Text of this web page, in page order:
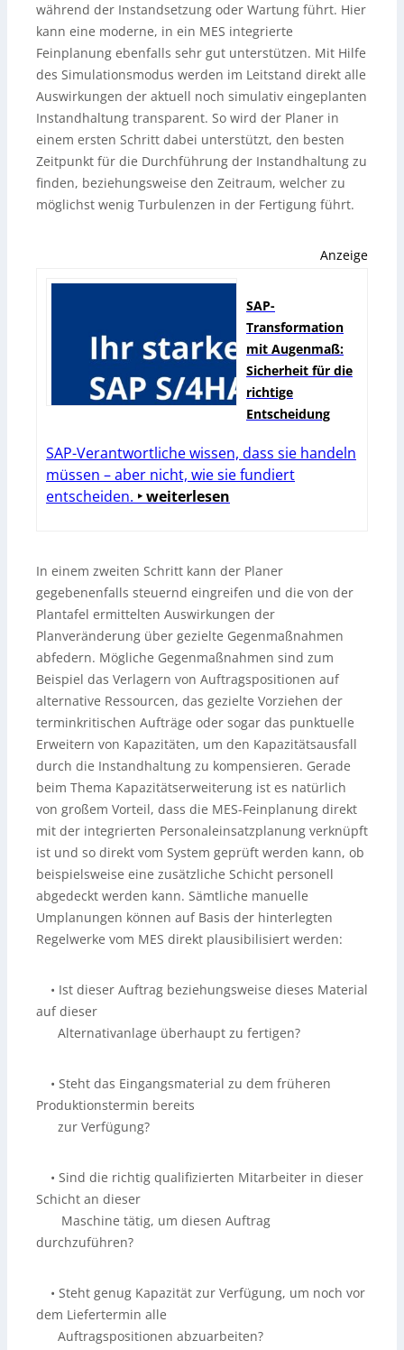
während der Instandsetzung oder Wartung führt. Hier
kann eine moderne, in ein MES integrierte
Feinplanung ebenfalls sehr gut unterstützen. Mit Hilfe
des Simulationsmodus werden im Leitstand direkt alle
Auswirkungen der aktuell noch simulativ eingeplanten
Instandhaltung transparent. So wird der Planer in
einem ersten Schritt dabei unterstützt, den besten
Zeitpunkt für die Durchführung der Instandhaltung zu
finden, beziehungsweise den Zeitraum, welcher zu
möglichst wenig Turbulenzen in der Fertigung führt.
Anzeige
SAP-
Transformation
mit Augenmaß:
Sicherheit für die
richtige
Entscheidung
SAP-Verantwortliche wissen, dass sie handeln
müssen – aber nicht, wie sie fundiert
entscheiden. ‣ weiterlesen
In einem zweiten Schritt kann der Planer
gegebenenfalls steuernd eingreifen und die von der
Plantafel ermittelten Auswirkungen der
Planveränderung über gezielte Gegenmaßnahmen
abfedern. Mögliche Gegenmaßnahmen sind zum
Beispiel das Verlagern von Auftragspositionen auf
alternative Ressourcen, das gezielte Vorziehen der
terminkritischen Aufträge oder sogar das punktuelle
Erweitern von Kapazitäten, um den Kapazitätsausfall
durch die Instandhaltung zu kompensieren. Gerade
beim Thema Kapazitätserweiterung ist es natürlich
von großem Vorteil, dass die MES-Feinplanung direkt
mit der integrierten Personaleinsatzplanung verknüpft
ist und so direkt vom System geprüft werden kann, ob
beispielsweise eine zusätzliche Schicht personell
abgedeckt werden kann. Sämtliche manuelle
Umplanungen können auf Basis der hinterlegten
Regelwerke vom MES direkt plausibilisiert werden:
• Ist dieser Auftrag beziehungsweise dieses Material
auf dieser
Alternativanlage überhaupt zu fertigen?
• Steht das Eingangsmaterial zu dem früheren
Produktionstermin bereits
zur Verfügung?
• Sind die richtig qualifizierten Mitarbeiter in dieser
Schicht an dieser
Maschine tätig, um diesen Auftrag
durchzuführen?
• Steht genug Kapazität zur Verfügung, um noch vor
dem Liefertermin alle
Auftragspositionen abzuarbeiten?